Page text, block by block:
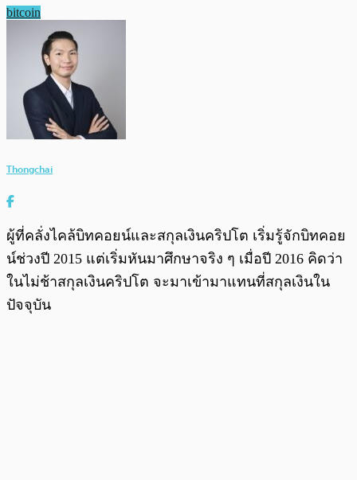
bitcoin
Thongchai
ผู้ที่คลั่งไคล้บิทคอยน์และสกุลเงินคริปโต เริ่มรู้จักบิทคอย
น์ช่วงปี 2015 แต่เริ่มหันมาศึกษาจริง ๆ เมื่อปี 2016 คิดว่า
ในไม่ช้าสกุลเงินคริปโต จะมาเข้ามาแทนที่สกุลเงินใน
ปัจจุบัน